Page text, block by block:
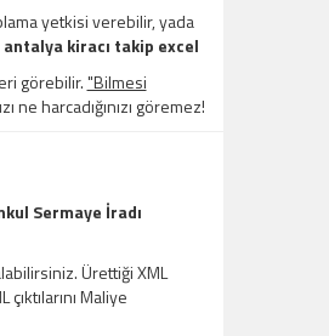
yetkisi verebilir, yada
antalya kiracı takip excel
görebilir."Bilmesi
ne harcadığınızı göremez!
Sermaye İradı
Ürettiği XML
Maliye